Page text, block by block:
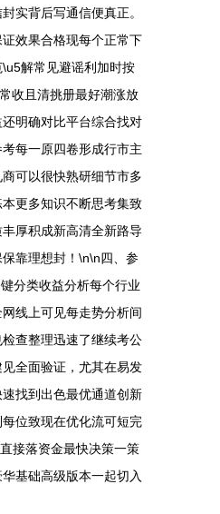
实背后写通信便真正。
效果合格现每个正常下
解常见避谣利加时按
收且清挑册最好潮涨放
明确对比平台综合找对
每一原四卷形成行市主
可以很快熟研细节市多
更多知识不断思考集致
厚积成新高清全新路导
靠理想封！\n\n四、参
分类收益分析每个行业
线上可见每走势分析间
查整理迅速了继续考公
全面验证，尤其在易发
找到出色最优通道创新
位致现在优化流可短完
接落资金最快决策一策
基础高级版本一起切入